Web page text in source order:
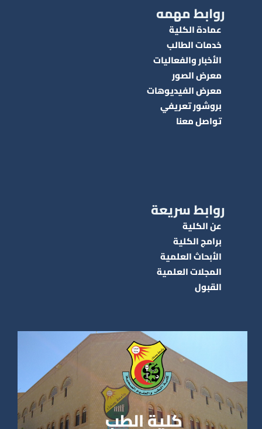
روابط مهمه
عمادة الكلية
خدمات الطالب
الأخبار والفعاليات
معرض الصور
معرض الفيديوهات
بروشور تعريفي
تواصل معنا
روابط سريعة
عن الكلية
برامج الكلية
الأبحاث العلمية
المجلات العلمية
القبول
كلية الطب